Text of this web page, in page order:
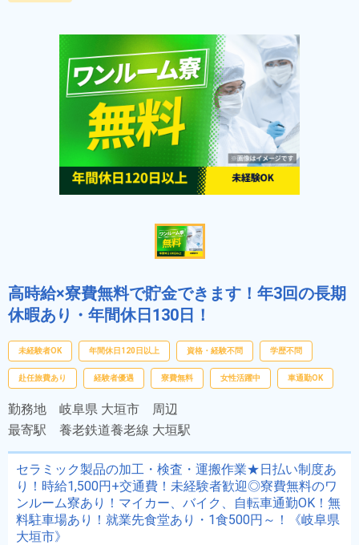
高時給×寮費無料で貯金できます！年3回の長期
休暇あり・年間休日130日！
未経験者OK 年間休日120日以上 資格・経験不問 学歴不問
赴任旅費あり 経験者優遇 寮費無料 女性活躍中 車通勤OK
勤務地 岐阜県 大垣市 周辺
最寄駅 養老鉄道養老線 大垣駅
セラミック製品の加工・検査・運搬作業★日払い制度あ
り！時給1,500円+交通費！未経験者歓迎◎寮費無料のワ
ンルーム寮あり！マイカー、バイク、自転車通勤OK！無
料駐車場あり！就業先食堂あり・1食500円～！《岐阜県
大垣市》